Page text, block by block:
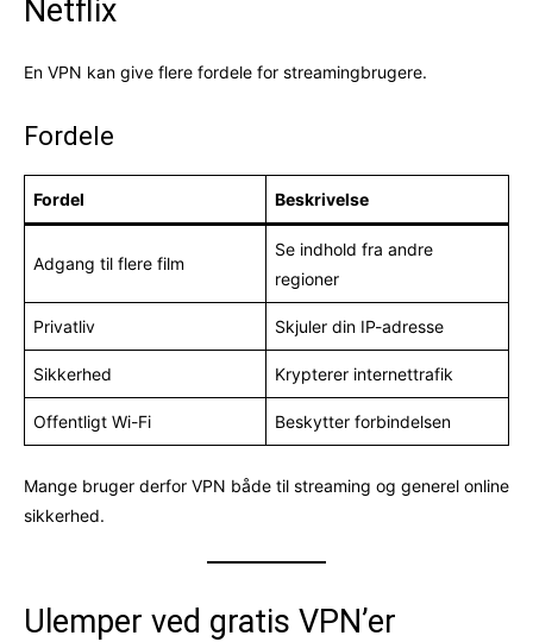
Netflix
En VPN kan give flere fordele for streamingbrugere.
Fordele
Fordel Beskrivelse
Adgang til flere film
Se indhold fra andre
regioner
Privatliv Skjuler din IP-adresse
Sikkerhed Krypterer internettrafik
Offentligt Wi-Fi Beskytter forbindelsen
Mange bruger derfor VPN både til streaming og generel online
sikkerhed.
Ulemper ved gratis VPN’er